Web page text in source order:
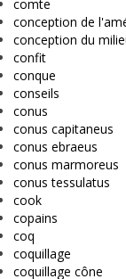
comte
conception de
conception du
confit
conque
conseils
conus
conus capitaneus
conus ebraeus
conus marmoreus
conus tessulatus
cook
copains
coq
coquillage
coquillage cône